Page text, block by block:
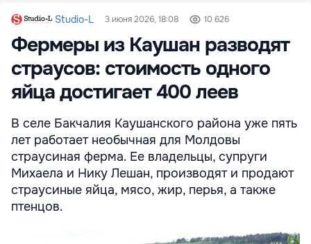
Studio-L 3 июня 2026, 18:08 10 626
Фермеры из Каушан разводят
страусов: стоимость одного
яйца достигает 400 леев
В селе Бакчалия Каушанского района уже пять
лет работает необычная для Молдовы
страусиная ферма. Ее владельцы, супруги
Михаела и Нику Лешан, производят и продают
страусиные яйца, мясо, жир, перья, а также
птенцов.